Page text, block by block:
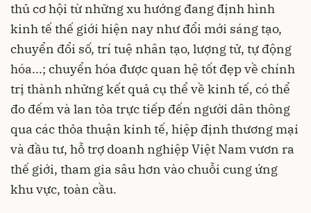
thủ cơ hội từ những xu hướng đang định hình
kinh tế thế giới hiện nay như đổi mới sáng tạo,
chuyển đổi số, trí tuệ nhân tạo, lượng tử, tự động
hóa...; chuyển hóa được quan hệ tốt đẹp về chính
trị thành những kết quả cụ thể về kinh tế, có thể
đo đếm và lan tỏa trực tiếp đến người dân thông
qua các thỏa thuận kinh tế, hiệp định thương mại
và đầu tư, hỗ trợ doanh nghiệp Việt Nam vươn ra
thế giới, tham gia sâu hơn vào chuỗi cung ứng
khu vực, toàn cầu.